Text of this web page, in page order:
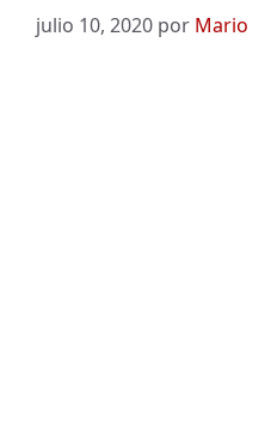
julio 10, 2020 por Mario